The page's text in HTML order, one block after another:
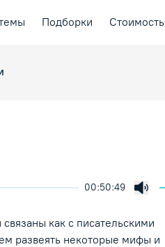
Подборки Стоимость
00:50:49
как с писательскими
развеять некоторые мифы и